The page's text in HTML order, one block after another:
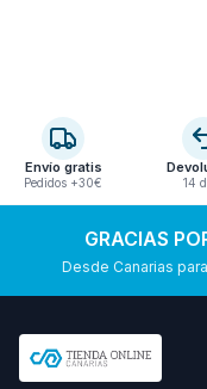
Envío gratis
Pedidos +30€ 14
GRACIAS
Desde Canarias